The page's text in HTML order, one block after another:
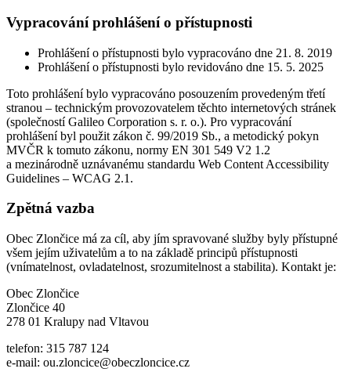
Vypracování prohlášení o přístupnosti
Prohlášení o přístupnosti bylo vypracováno dne 21. 8. 2019
Prohlášení o přístupnosti bylo revidováno dne 15. 5. 2025
Toto prohlášení bylo vypracováno posouzením provedeným třetí
stranou – technickým provozovatelem těchto internetových stránek
(společností Galileo Corporation s. r. o.). Pro vypracování
prohlášení byl použit zákon č. 99/2019 Sb., a metodický pokyn
MVČR k tomuto zákonu, normy EN 301 549 V2 1.2
a mezinárodně uznávanému standardu Web Content Accessibility
Guidelines – WCAG 2.1.
Zpětná vazba
Obec Zlončice má za cíl, aby jím spravované služby byly přístupné
všem jejím uživatelům a to na základě principů přístupnosti
(vnímatelnost, ovladatelnost, srozumitelnost a stabilita). Kontakt je:
Obec Zlončice
Zlončice 40
278 01 Kralupy nad Vltavou
telefon: 315 787 124
e-mail: ou.zloncice@obeczloncice.cz